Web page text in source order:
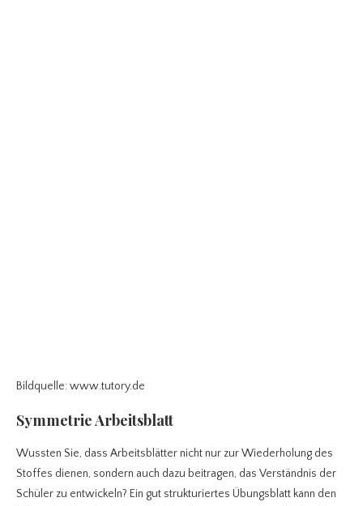
Bildquelle: www.tutory.de
Symmetrie Arbeitsblatt
Wussten Sie, dass Arbeitsblätter nicht nur zur Wiederholung des
Stoffes dienen, sondern auch dazu beitragen, das Verständnis der
Schüler zu entwickeln? Ein gut strukturiertes Übungsblatt kann den